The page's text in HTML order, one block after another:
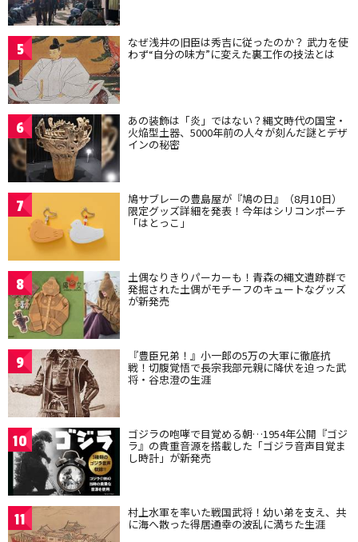
5 なぜ浅井の旧臣は秀吉に従ったのか？ 武力を使
わず“自分の味方”に変えた裏工作の技法とは
6 あの装飾は「炎」ではない？縄文時代の国宝・
火焔型土器、5000年前の人々が刻んだ謎とデザ
インの秘密
7 鳩サブレーの豊島屋が『鳩の日』（8月10日）
限定グッズ詳細を発表！今年はシリコンポーチ
「はとっこ」
8 土偶なりきりパーカーも！青森の縄文遺跡群で
発掘された土偶がモチーフのキュートなグッズ
が新発売
9 『豊臣兄弟！』小一郎の5万の大軍に徹底抗
戦！切腹覚悟で長宗我部元親に降伏を迫った武
将・谷忠澄の生涯
10 ゴジラの咆哮で目覚める朝…1954年公開『ゴジ
ラ』の貴重音源を搭載した「ゴジラ音声目覚ま
し時計」が新発売
11 村上水軍を率いた戦国武将！幼い弟を支え、共
に海へ散った得居通幸の波乱に満ちた生涯